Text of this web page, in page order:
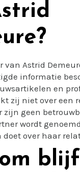
van Astrid
informatie
en
zij niet over een
zijn geen
wordt
over haar